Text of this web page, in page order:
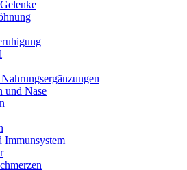
und Nase
Immunsystem